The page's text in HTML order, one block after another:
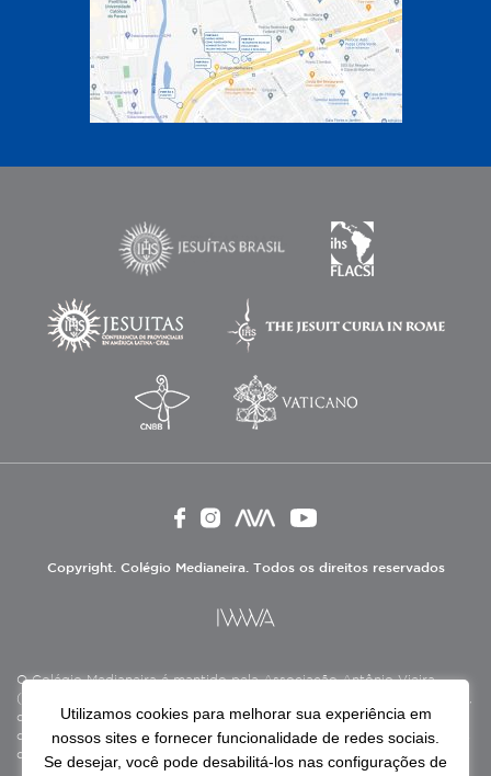
Copyright. Colégio Medianeira. Todos os direitos reservados
O Colégio Medianeira é mantido pela Associação Antônio Vieira
(ASAV), instituição de direito privado sem fins lucrativos, filantrópica,
de natureza educativa, cultural, assistencial e beneficente, certificada
como Entidade Beneficente de Assistência Social (CEBAS), nas áreas
de educação e assistência social.
Utilizamos cookies para melhorar sua experiência em
nossos sites e fornecer funcionalidade de redes sociais.
Se desejar, você pode desabilitá-los nas configurações de